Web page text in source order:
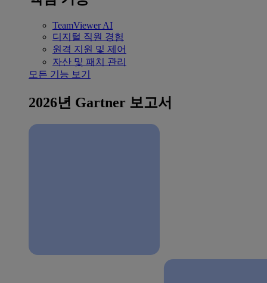
TeamViewer AI
디지털 직원 경험
원격 지원 및 제어
자산 및 패치 관리
모든 기능 보기
2026년 Gartner 보고서